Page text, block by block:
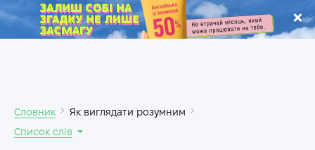
.
Словник
Як виглядати розумним
Список слів